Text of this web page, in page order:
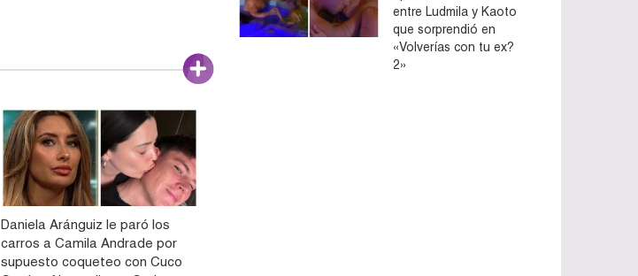
Daniela Aránguiz le paró los
carros a Camila Andrade por
supuesto coqueteo con Cuco
entre Ludmila y Kaoto
que sorprendió en
«Volverías con tu ex?
2»